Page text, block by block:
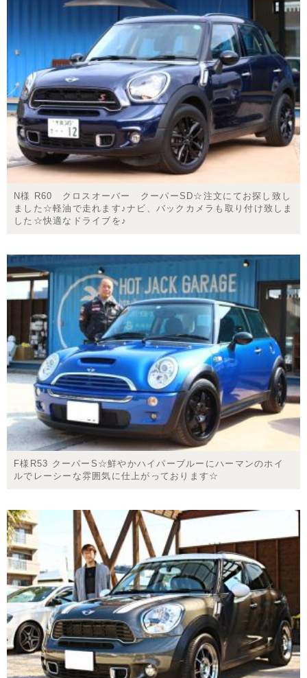
N様 R60 クロスオーバー クーパーSD☆注文にてお探し致し
ました☆軽油で走れます♪ナビ、バックカメラも取り付け致しま
した☆快適なドライブを♪
F様R53 クーパーS☆鮮やかハイパーブルーにハーマンのホイ
ルでレーシーな雰囲気に仕上がっております☆